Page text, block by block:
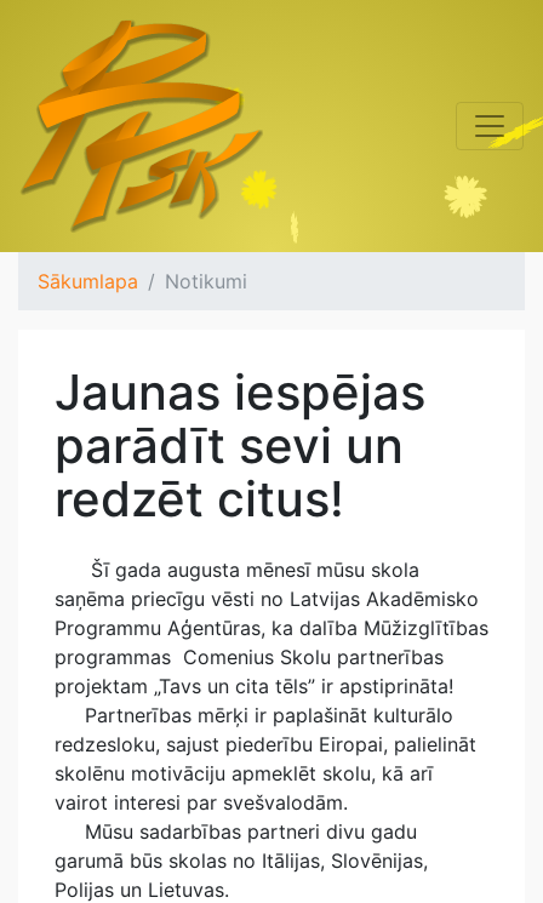
Sākumlapa Notikumi
Jaunas iespējas
parādīt sevi un
redzēt citus!
Šī gada augusta mēnesī mūsu skola
saņēma priecīgu vēsti no Latvijas Akadēmisko
Programmu Aģentūras, ka dalība Mūžizglītības
programmas Comenius Skolu partnerības
projektam „Tavs un cita tēls” ir apstiprināta!
Partnerības mērķi ir paplašināt kulturālo
redzesloku, sajust piederību Eiropai, palielināt
skolēnu motivāciju apmeklēt skolu, kā arī
vairot interesi par svešvalodām.
Mūsu sadarbības partneri divu gadu
garumā būs skolas no Itālijas, Slovēnijas,
Polijas un Lietuvas.